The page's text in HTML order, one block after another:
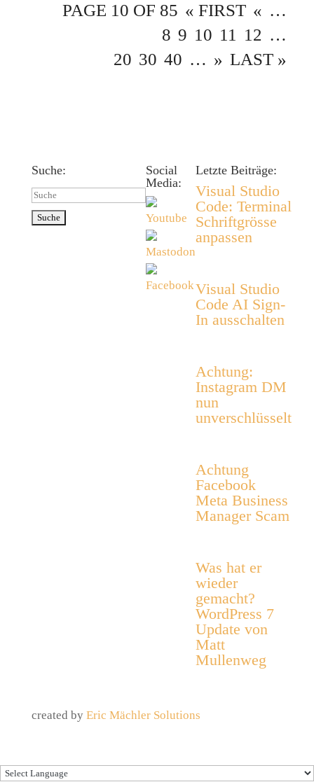
PAGE 10 OF 85 « FIRST « …
8 9 10 11 12 …
20 30 40 … » LAST »
Suche:
Suchen
nach:
Social
Media:
Letzte Beiträge:
Visual Studio
Code: Terminal
Schriftgrösse
anpassen
Visual Studio
Code AI Sign-
In ausschalten
Achtung:
Instagram DM
nun
unverschlüsselt
Achtung
Facebook
Meta Business
Manager Scam
Was hat er
wieder
gemacht?
WordPress 7
Update von
Matt
Mullenweg
created by Eric Mächler Solutions